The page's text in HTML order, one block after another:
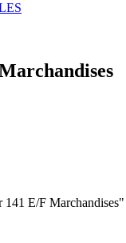
141 E/F Marchandises"